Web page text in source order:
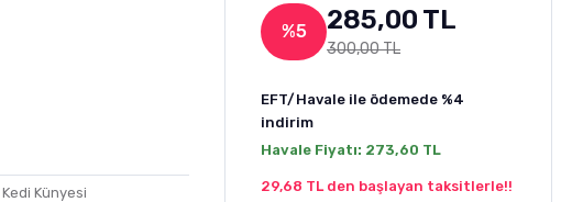
Kedi Künyesi
%5 285,00 TL
300,00 TL
EFT/Havale ile ödemede %4
indirim
Havale Fiyatı: 273,60 TL
29,68 TL den başlayan taksitlerle!!